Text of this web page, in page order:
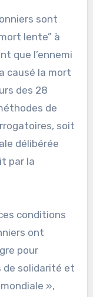
sont
lente” à
que l’ennemi
causé la mort
des 28
de
soit
délibérée
par la
conditions
ont
pour
de solidarité et
»,